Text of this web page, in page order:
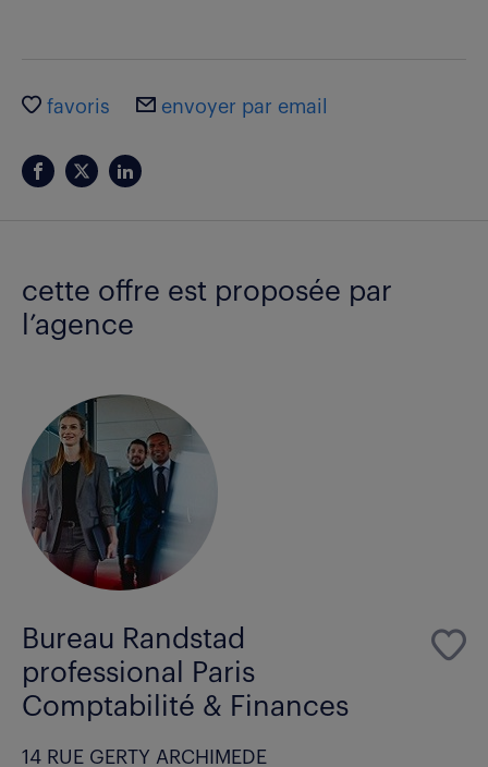
favoris envoyer par email
cette offre est proposée par
l’agence
Bureau Randstad
professional Paris
Comptabilité & Finances
14 RUE GERTY ARCHIMEDE